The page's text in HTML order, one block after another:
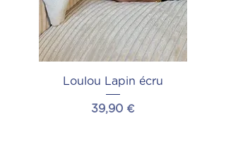
Loulou Lapin écru
Prix
39,90 €